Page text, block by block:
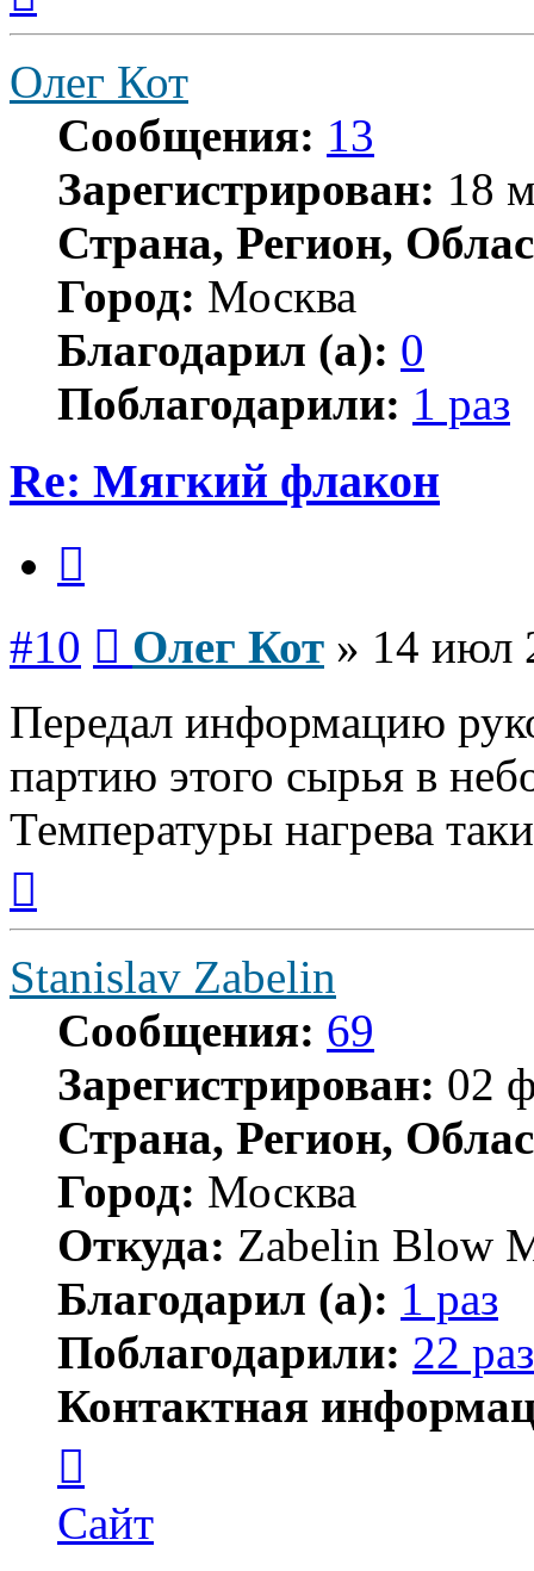
началу
Олег Кот
Сообщения: 13
Зарегистрирован: 18
Страна, Регион,
Город: Москва
Благодарил (а): 0
Поблагодарили: 1 раз
Re: Мягкий флакон
#10 Олег Кот » 14 июл
Передал информацию
партию этого сырья в
Температуры нагрева
началу
Stanislav Zabelin
Сообщения: 69
Зарегистрирован: 02
Страна, Регион,
Город: Москва
Откуда: Zabelin Blow
Благодарил (а): 1 раз
Поблагодарили: 22
Контактная
пользователя
Stanislav
Zabelin
Сайт